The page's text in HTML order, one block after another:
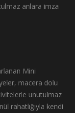
anlara imza
Mini
macera dolu
unutulmaz
rahatlığıyla kendi